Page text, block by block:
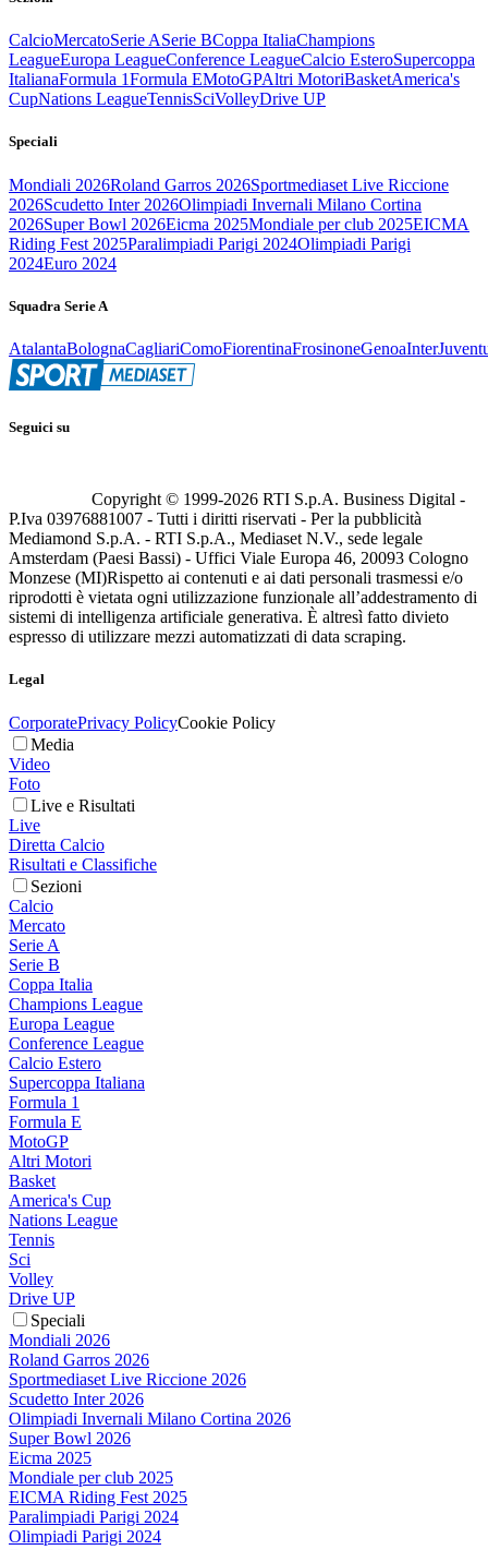
CalcioMercatoSerie ASerie BCoppa ItaliaChampions
LeagueEuropa LeagueConference LeagueCalcio EsteroSupercoppa
ItalianaFormula 1Formula EMotoGPAltri MotoriBasketAmerica's
CupNations LeagueTennisSciVolleyDrive UP
Speciali
Mondiali 2026Roland Garros 2026Sportmediaset Live Riccione
2026Scudetto Inter 2026Olimpiadi Invernali Milano Cortina
2026Super Bowl 2026Eicma 2025Mondiale per club 2025EICMA
Riding Fest 2025Paralimpiadi Parigi 2024Olimpiadi Parigi
2024Euro 2024
Squadra Serie A
AtalantaBolognaCagliariComoFiorentinaFrosinoneGenoaInter
Seguici su
Copyright © 1999-2026 RTI S.p.A. Business Digital -
P.Iva 03976881007 - Tutti i diritti riservati - Per la pubblicità
Mediamond S.p.A. - RTI S.p.A., Mediaset N.V., sede legale
Amsterdam (Paesi Bassi) - Uffici Viale Europa 46, 20093 Cologno
Monzese (MI)Rispetto ai contenuti e ai dati personali trasmessi e/o
riprodotti è vietata ogni utilizzazione funzionale all’addestramento di
sistemi di intelligenza artificiale generativa. È altresì fatto divieto
espresso di utilizzare mezzi automatizzati di data scraping.
Legal
CorporatePrivacy PolicyCookie Policy
Media
Video
Foto
Live e Risultati
Live
Diretta Calcio
Risultati e Classifiche
Sezioni
Calcio
Mercato
Serie A
Serie B
Coppa Italia
Champions League
Europa League
Conference League
Calcio Estero
Supercoppa Italiana
Formula 1
Formula E
MotoGP
Altri Motori
Basket
America's Cup
Nations League
Tennis
Sci
Volley
Drive UP
Speciali
Mondiali 2026
Roland Garros 2026
Sportmediaset Live Riccione 2026
Scudetto Inter 2026
Olimpiadi Invernali Milano Cortina 2026
Super Bowl 2026
Eicma 2025
Mondiale per club 2025
EICMA Riding Fest 2025
Paralimpiadi Parigi 2024
Olimpiadi Parigi 2024